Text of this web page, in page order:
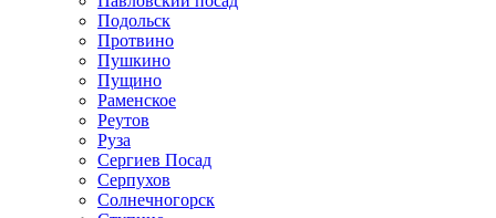
Подольск
Протвино
Пушкино
Пущино
Раменское
Реутов
Руза
Сергиев Посад
Серпухов
Солнечногорск